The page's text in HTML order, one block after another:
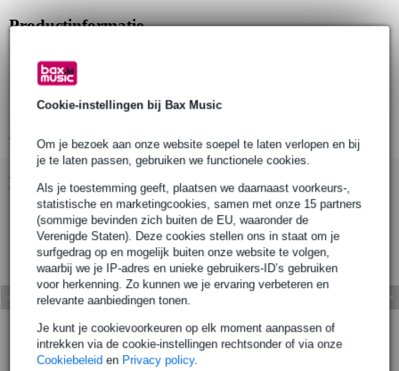
Cookie-instellingen bij Bax Music
Om je bezoek aan onze website soepel te laten verlopen en bij
je te laten passen, gebruiken we functionele cookies.
Als je toestemming geeft, plaatsen we daarnaast voorkeurs-,
statistische en marketingcookies, samen met onze 15 partners
(sommige bevinden zich buiten de EU, waaronder de
Verenigde Staten). Deze cookies stellen ons in staat om je
surfgedrag op en mogelijk buiten onze website te volgen,
waarbij we je IP-adres en unieke gebruikers-ID’s gebruiken
voor herkenning. Zo kunnen we je ervaring verbeteren en
relevante aanbiedingen tonen.
Je kunt je cookievoorkeuren op elk moment aanpassen of
intrekken via de cookie-instellingen rechtsonder of via onze
Cookiebeleid en Privacy policy.
Productinformatie
product type: veiligheidskabel
type: Saveking
kabeldiameter: 5 mm
Bekijk ook eens (1)